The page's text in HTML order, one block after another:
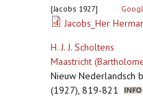
[Jacobs 1927]
Jacobs_Her
H. J. J. Scholtens
Maastricht
Nieuw Nederlandsch
(1927), 819-821